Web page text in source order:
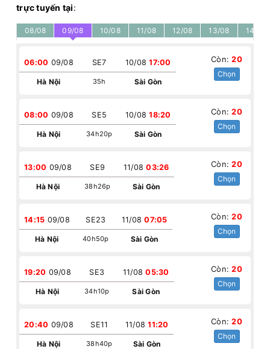
trực tuyến tại:
08/08 09/08 10/08 11/08 12/08 13/08 14/08
06:00 09/08
Hà Nội
SE7
35h
10/0817:00
Sài Gòn
Còn:20
Chọn
08:00 09/08
Hà Nội
SE5
34h20p
10/0818:20
Sài Gòn
Còn:20
Chọn
13:00 09/08
Hà Nội
SE9
38h26p
11/0803:26
Sài Gòn
Còn:20
Chọn
14:15 09/08
Hà Nội
SE23
40h50p
11/0807:05
Sài Gòn
Còn:20
Chọn
19:20 09/08
Hà Nội
SE3
34h10p
11/0805:30
Sài Gòn
Còn:20
Chọn
20:40 09/08
Hà Nội
SE11
38h40p
11/0811:20
Sài Gòn
Còn:20
Chọn